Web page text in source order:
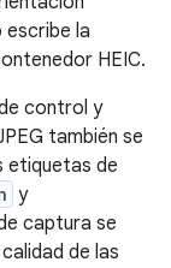
escribe la
HEIC.
control y
también se
etiquetas de
y
captura se
de las